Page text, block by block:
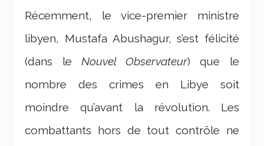
Récemment, le vice-premier ministre
libyen, Mustafa Abushagur, s’est félicité
(dans le Nouvel Observateur) que le
nombre des crimes en Libye soit
moindre qu’avant la révolution. Les
combattants hors de tout contrôle ne